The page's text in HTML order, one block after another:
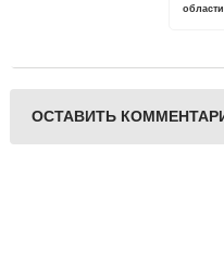
ОСТАВИТЬ